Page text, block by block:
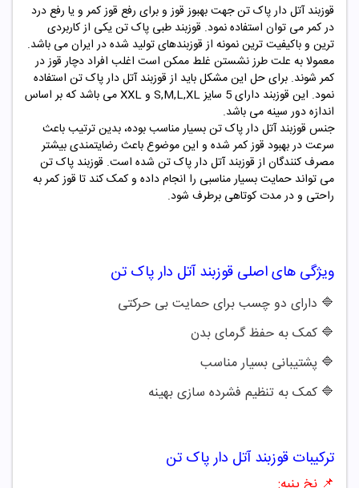
قوزبند آتل دار پاک تن جهت بهبوز قوز و برای رفع قوز کمر و یا رفع درد
در کمر می توان استفاده نمود. قوزبند طبی پاک تن یکی از کاربردی
ترین و باکیفیت ترین نمونه از قوزبندهای تولید شده در ایران می باشد.
معمولا به علت طرز نشستن غلط ممکن است اغلب افراد دچار قوز در
کمر شوند. برای حل این مشکل باید از قوزبند آتل دار پاک تن استفاده
نمود. این قوزبند دارای 5 سایز S,M,L,XL و XXL می باشد که بر اساس
اندازه دور سینه می باشد.
جنس قوزبند آتل دار پاک تنبسیار مناسب بوده، بدین ترتیب باعث
سرعت در بهبود قوز کمر شده و این موضوع باعث رضایتمندی بیشتر
مصرف کنندگان از قوزبند آتل دار پاک تن شده است. قوزبند پاک تن
می تواند حمایت بسیار مناسبی را انجام داده و کمک کند تا قوز کمر به
راحتی و در مدت کوتاهی برطرف شود.
ویژگی های اصلی قوزبند آتل دارپاک تن
🔷 دارای دو چسب برای حمایت بی حرکتی
🔷 کمک به حفظ گرمای بدن
🔷 پشتیبانی بسیار مناسب
🔷 کمک به تنظیم فشرده سازی بهینه
ترکیبات قوزبند آتل دارپاک تن